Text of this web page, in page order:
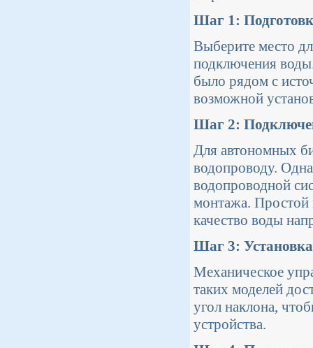
Шаг 1:
Выберите место
подключения
было рядом с
возможной
Шаг 2:
Для автономных
водопроводу.
водопроводной
монтажа. Простой
качество воды
Шаг 3:
Механическое
таких моделей
угол наклона,
устройства.